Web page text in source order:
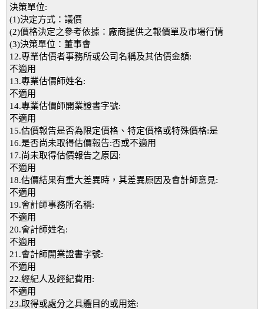
決策單位:
(1)決定方式：議價
(2)價格決定之參考依據：廠商提供之報價單及市場行情
(3)決策單位：董事會
12.專業估價者事務所或公司名稱及其估價金額:
不適用
13.專業估價師姓名:
不適用
14.專業估價師開業證書字號:
不適用
15.估價報告是否為限定價格、特定價格或特殊價格:是
16.是否尚未取得估價報告:否或不適用
17.尚未取得估價報告之原因:
不適用
18.估價結果有重大差異時，其差異原因及會計師意見:
不適用
19.會計師事務所名稱:
不適用
20.會計師姓名:
不適用
21.會計師開業證書字號:
不適用
22.經紀人及經紀費用:
不適用
23.取得或處分之具體目的或用途: